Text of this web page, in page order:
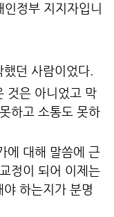
정부 지지자입니
던 사람이었다.
것은 아니었고 막
하고 소통도 못하
에 대해 말씀에 근
정이 되어 이제는
하는지가 분명